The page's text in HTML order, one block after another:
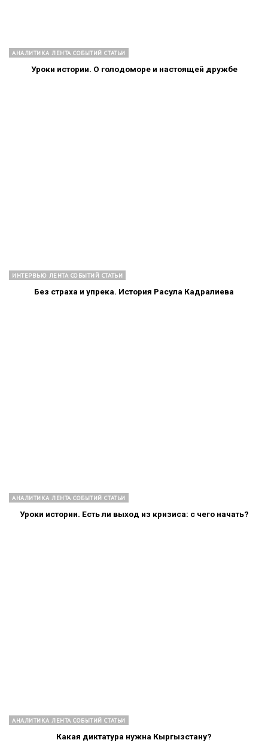
АНАЛИТИКА ЛЕНТА СОБЫТИЙ СТАТЬИ
Уроки истории. О голодоморе и настоящей дружбе
ИНТЕРВЬЮ ЛЕНТА СОБЫТИЙ СТАТЬИ
Без страха и упрека. История Расула Кадралиева
АНАЛИТИКА ЛЕНТА СОБЫТИЙ СТАТЬИ
Уроки истории. Есть ли выход из кризиса: с чего начать?
АНАЛИТИКА ЛЕНТА СОБЫТИЙ СТАТЬИ
Какая диктатура нужна Кыргызстану?